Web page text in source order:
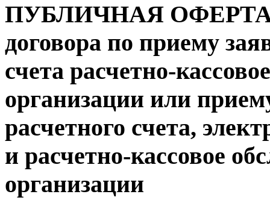
ПУБЛИЧНАЯ ОФЕРТА
договора по приему
счета расчетно-
организации или
расчетного счета,
и расчетно-кассовое
организации